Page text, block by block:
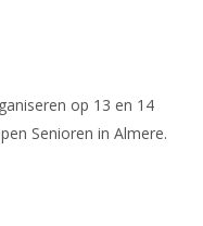
op 13 en 14
Senioren in Almere.